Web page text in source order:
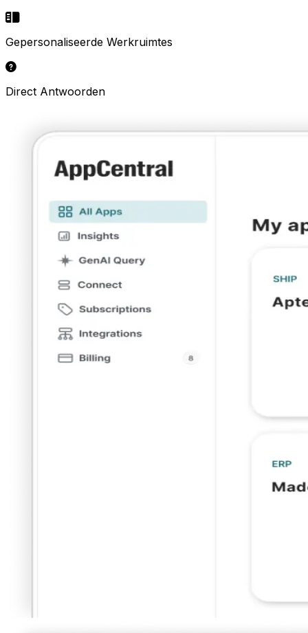
Gepersonaliseerde Werkruimtes
Direct Antwoorden